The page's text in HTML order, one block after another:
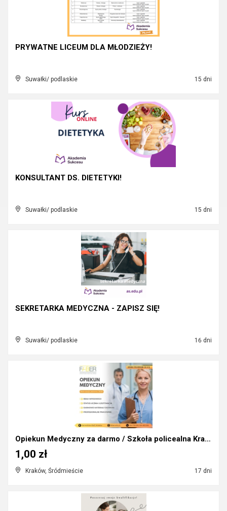
PRYWATNE LICEUM DLA MŁODZIEŻY!
Suwałki/ podlaskie 15 dni
KONSULTANT DS. DIETETYKI!
Suwałki/ podlaskie 15 dni
SEKRETARKA MEDYCZNA - ZAPISZ SIĘ!
Suwałki/ podlaskie 16 dni
Opiekun Medyczny za darmo / Szkoła policealna Krak...
Kraków, Śródmieście 17 dni
1,00 zł